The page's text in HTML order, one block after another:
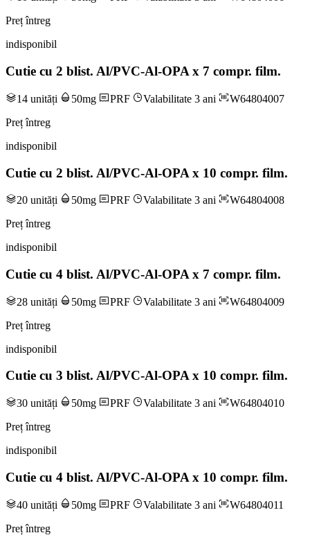
Preț întreg
indisponibil
Cutie cu 2 blist. Al/PVC-Al-OPA x 7 compr. film.
14 unități 50mg PRF Valabilitate 3 ani
W64804007
Preț întreg
indisponibil
Cutie cu 2 blist. Al/PVC-Al-OPA x 10 compr. film.
20 unități 50mg PRF Valabilitate 3 ani
W64804008
Preț întreg
indisponibil
Cutie cu 4 blist. Al/PVC-Al-OPA x 7 compr. film.
28 unități 50mg PRF Valabilitate 3 ani
W64804009
Preț întreg
indisponibil
Cutie cu 3 blist. Al/PVC-Al-OPA x 10 compr. film.
30 unități 50mg PRF Valabilitate 3 ani
W64804010
Preț întreg
indisponibil
Cutie cu 4 blist. Al/PVC-Al-OPA x 10 compr. film.
40 unități 50mg PRF Valabilitate 3 ani
W64804011
Preț întreg